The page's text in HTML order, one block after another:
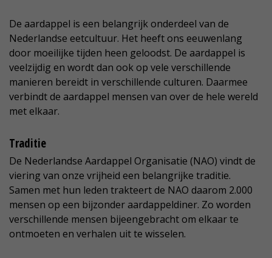
De aardappel is een belangrijk onderdeel van de
Nederlandse eetcultuur. Het heeft ons eeuwenlang
door moeilijke tijden heen geloodst. De aardappel is
veelzijdig en wordt dan ook op vele verschillende
manieren bereidt in verschillende culturen. Daarmee
verbindt de aardappel mensen van over de hele wereld
met elkaar.
Traditie
De Nederlandse Aardappel Organisatie (NAO) vindt de
viering van onze vrijheid een belangrijke traditie.
Samen met hun leden trakteert de NAO daarom 2.000
mensen op een bijzonder aardappeldiner. Zo worden
verschillende mensen bijeengebracht om elkaar te
ontmoeten en verhalen uit te wisselen.